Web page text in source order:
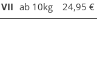
ab 10kg 24,95 €